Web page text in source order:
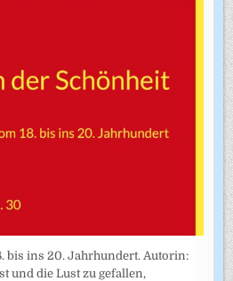
bis ins 20. Jahrhundert. Autorin:
und die Lust zu gefallen,